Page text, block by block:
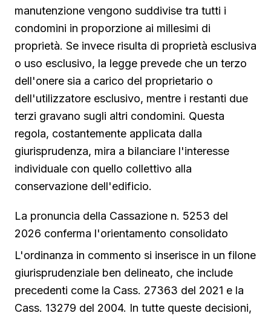
manutenzione vengono suddivise tra tutti i
condomini in proporzione ai millesimi di
proprietà. Se invece risulta di proprietà esclusiva
o uso esclusivo, la legge prevede che un terzo
dell'onere sia a carico del proprietario o
dell'utilizzatore esclusivo, mentre i restanti due
terzi gravano sugli altri condomini. Questa
regola, costantemente applicata dalla
giurisprudenza, mira a bilanciare l'interesse
individuale con quello collettivo alla
conservazione dell'edificio.
La pronuncia della Cassazione n. 5253 del
2026 conferma l'orientamento consolidato
L'ordinanza in commento si inserisce in un filone
giurisprudenziale ben delineato, che include
precedenti come la Cass. 27363 del 2021 e la
Cass. 13279 del 2004. In tutte queste decisioni,